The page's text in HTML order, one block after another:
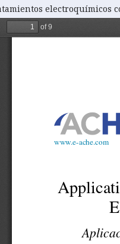
electroquímicos